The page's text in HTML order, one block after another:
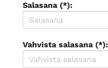
Salasana (*):
Vahvista salasana (*):